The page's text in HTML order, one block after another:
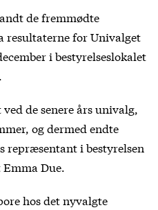
de fremmødte
resultaterne for Univalget
i bestyrelseslokalet
de senere års univalg,
og dermed endte
repræsentant i bestyrelsen
Due.
hos det nyvalgte